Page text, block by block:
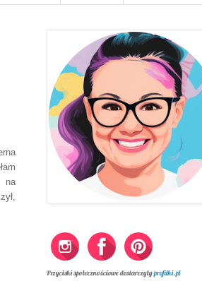
na
Przyciski społecznościowe dostarczyłyprofilki.pl